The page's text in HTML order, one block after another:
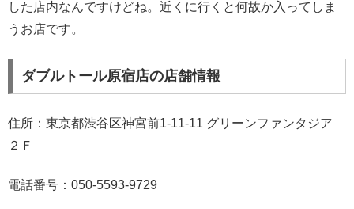
した店内なんですけどね。近くに行くと何故か入ってしま
うお店です。
ダブルトール原宿店の店舗情報
住所：東京都渋谷区神宮前1-11-11 グリーンファンタジア
２Ｆ
電話番号：050-5593-9729